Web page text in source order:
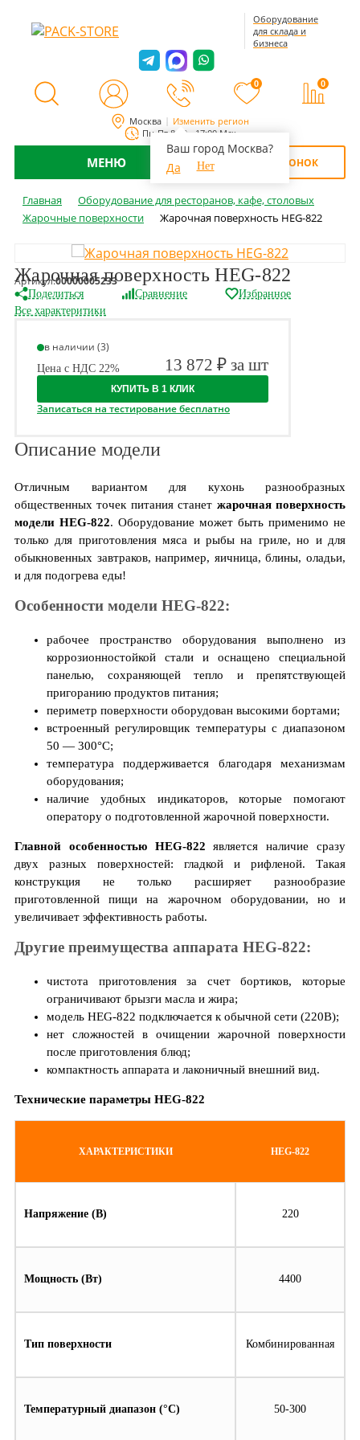
Москва Изменить регион
Ваш город Москва?
Да
Нет
Пн-Пт 8:00 - 17:00 Мск
Оборудование
для склада и
бизнеса
0 0
МЕНЮ ОБРАТНЫЙ ЗВОНОК
Главная
Оборудование для ресторанов, кафе, столовых
Жарочные поверхности
Жарочная поверхность HEG-822
Жарочная поверхность HEG-822
Артикул:00000005233
Поделиться Сравнение
Избранное
Все характеритики
в наличии (3)
Цена с НДС 22% 13 872 ₽ за шт
КУПИТЬ В 1 КЛИК
Записаться на тестирование бесплатно
Описание модели
Отличным вариантом для кухонь разнообразных
общественных точек питания станет жарочная поверхность
модели HEG-822. Оборудование может быть применимо не
только для приготовления мяса и рыбы на гриле, но и для
обыкновенных завтраков, например, яичница, блины, оладьи,
и для подогрева еды!
Особенности модели HEG-822:
рабочее пространство оборудования выполнено из
коррозионностойкой стали и оснащено специальной
панелью, сохраняющей тепло и препятствующей
пригоранию продуктов питания;
периметр поверхности оборудован высокими бортами;
встроенный регулировщик температуры с диапазоном
50 — 300°С;
температура поддерживается благодаря механизмам
оборудования;
наличие удобных индикаторов, которые помогают
оператору о подготовленной жарочной поверхности.
Главной особенностью HEG-822 является наличие сразу
двух разных поверхностей: гладкой и рифленой. Такая
конструкция не только расширяет разнообразие
приготовленной пищи на жарочном оборудовании, но и
увеличивает эффективность работы.
Другие преимущества аппарата HEG-822:
чистота приготовления за счет бортиков, которые
ограничивают брызги масла и жира;
модель HEG-822 подключается к обычной сети (220В);
нет сложностей в очищении жарочной поверхности
после приготовления блюд;
компактность аппарата и лаконичный внешний вид.
Технические параметры HEG-822
ХАРАКТЕРИСТИКИ HEG-822
Напряжение (В) 220
Мощность (Вт) 4400
Тип поверхности Комбинированная
Температурный диапазон (°С) 50-300